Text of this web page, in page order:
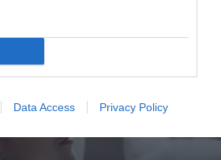
Data Access Privacy Policy